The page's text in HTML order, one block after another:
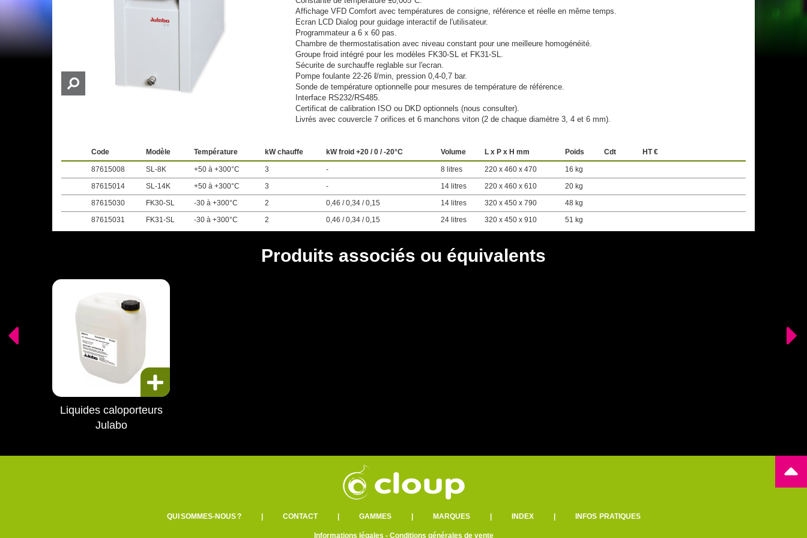
Affichage VFD Comfort avec températures de consigne, référence et réelle en même temps.
Ecran LCD Dialog pour guidage interactif de l'utilisateur.
Programmateur a 6 x 60 pas.
Chambre de thermostatisation avec niveau constant pour une meilleure homogénéité.
Groupe froid intégré pour les modèles FK30-SL et FK31-SL.
Sécurite de surchauffe reglable sur l'ecran.
Pompe foulante 22-26 ℓ/min, pression 0,4-0,7 bar.
Sonde de température optionnelle pour mesures de température de référence.
Interface RS232/RS485.
Certificat de calibration ISO ou DKD optionnels (nous consulter).
Livrés avec couvercle 7 orifices et 6 manchons viton (2 de chaque diamètre 3, 4 et 6 mm).
Code Modèle Température kW chauffe kW froid +20 / 0 / -20°C Volume L x P x H mm Poids Cdt HT €
87615008 SL-8K +50 à +300°C 3 - 8 litres 220 x 460 x 470
16 kg
87615014
SL-14K +50 à +300°C 3 - 14 litres 220 x 460 x 610
20 kg
87615030
FK30-SL -30 à +300°C 2 0,46 / 0,34 / 0,15 14 litres 320 x 450 x 790
48 kg
87615031
FK31-SL -30 à +300°C 2 0,46 / 0,34 / 0,15 24 litres 320 x 450 x 910 51 kg
Produits associés ou équivalents
Liquides caloporteurs
Julabo
QUI SOMMES-NOUS ?| CONTACT| GAMMES| MARQUES| INDEX| INFOS PRATIQUES
Informations légales - Conditions générales de vente